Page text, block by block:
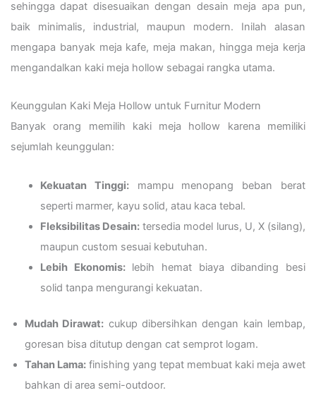
sehingga dapat disesuaikan dengan desain meja apa pun,
baik minimalis, industrial, maupun modern. Inilah alasan
mengapa banyak meja kafe, meja makan, hingga meja kerja
mengandalkan kaki meja hollow sebagai rangka utama.
Keunggulan Kaki Meja Hollow untuk Furnitur Modern
Banyak orang memilih kaki meja hollow karena memiliki
sejumlah keunggulan:
Kekuatan Tinggi:mampu menopang beban berat
seperti marmer, kayu solid, atau kaca tebal.
Fleksibilitas Desain: tersedia model lurus, U, X (silang),
maupun custom sesuai kebutuhan.
Lebih Ekonomis:lebih hemat biaya dibanding besi
solid tanpa mengurangi kekuatan.
Mudah Dirawat: cukup dibersihkan dengan kain lembap,
goresan bisa ditutup dengan cat semprot logam.
Tahan Lama: finishing yang tepat membuat kaki meja awet
bahkan di area semi-outdoor.